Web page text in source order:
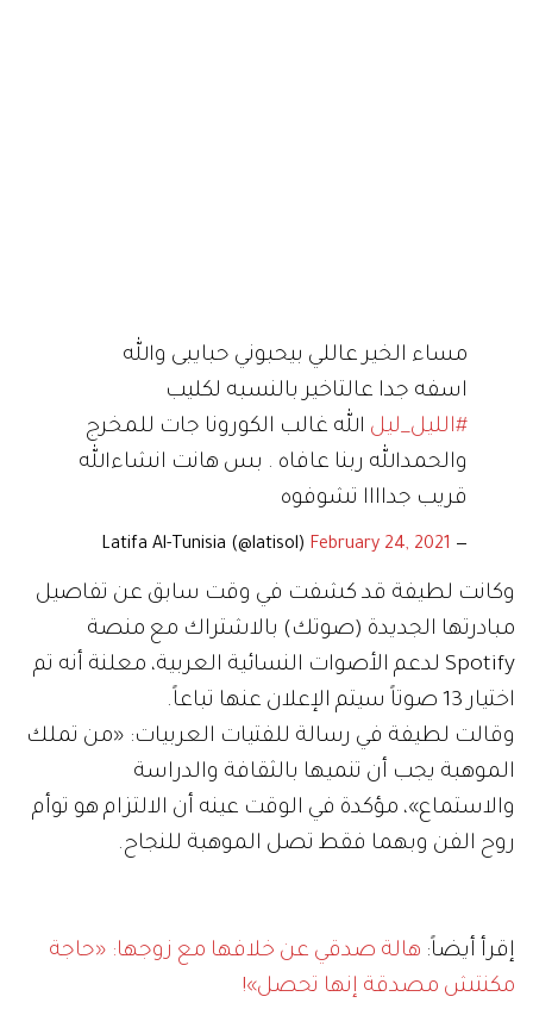
مساء الخير عاللي بيحبوني حبايبى والله
اسفه جدا عالتاخير بالنسبه لكليب
#الليل_ليل الله غالب الكورونا جات للمخرج
والحمدالله ربنا عافاه . بس هانت انشاءالله
قريب جداااا تشوفوه
— Latifa Al-Tunisia (@latisol)
February 24, 2021
وكانت لطيفة قد كشفت في وقت سابق عن تفاصيل
مبادرتها الجديدة (صوتك) بالاشتراك مع منصة
Spotify لدعم الأصوات النسائية العربية، معلنة أنه تم
اختيار 13 صوتاً سيتم الإعلان عنها تباعاً.
وقالت لطيفة في رسالة للفتيات العربيات: «من تملك
الموهبة يجب أن تنميها بالثقافة والدراسة
والاستماع»، مؤكدة في الوقت عينه أن الالتزام هو توأم
روح الفن وبهما فقط تصل الموهبة للنجاح.
إقرأ أيضاً: هالة صدقي عن خلافها مع زوجها: «حاجة
مكنتش مصدقة إنها تحصل»!